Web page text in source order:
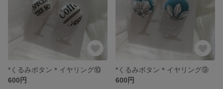
*くるみボタン＊イヤリング⑩
600円
*くるみボタン＊イヤリング⑨
600円